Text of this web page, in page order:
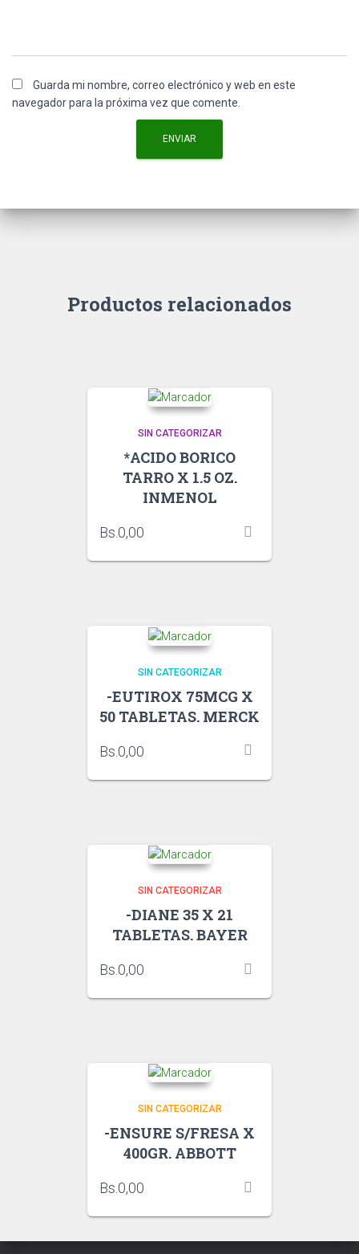
Guarda mi nombre, correo electrónico y web en este
navegador para la próxima vez que comente.
Productos relacionados
SIN CATEGORIZAR
*ACIDO BORICO
TARRO X 1.5 OZ.
INMENOL
Bs.0,00
SIN CATEGORIZAR
-EUTIROX 75MCG X
50 TABLETAS. MERCK
Bs. 0,00
SIN CATEGORIZAR
-DIANE 35 X 21
TABLETAS. BAYER
Bs. 0,00
SIN CATEGORIZAR
-ENSURE S/FRESA X
400GR. ABBOTT
Bs. 0,00